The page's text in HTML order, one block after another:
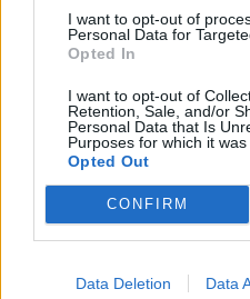
I want to opt-out of
Personal Data for
Opted In
I want to opt-out of
Retention, Sale, and/or
Personal Data that Is
Purposes for which it was
Opted Out
CONFIRM
Data Deletion Data
Να ασφαλίζετε, κατά
του ξενοδοχείου ή το
λείψετε για ελάχιστο
Να εξασφαλίζετε την
μέρος στον χώρο της
χρημάτων ή των
χρειαστείτε στην έξοδό
Στη διασκέδαση